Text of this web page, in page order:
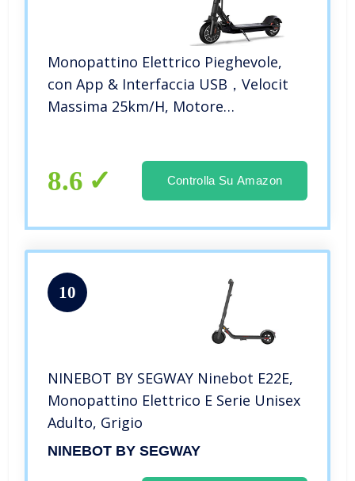
Monopattino Elettrico Pieghevole,
con App & Interfaccia USB，Velocit
Massima 25km/H, Motore
Pendolari Adulti
8.6 Controlla Su Amazon
10
NINEBOT BY SEGWAY Ninebot E22E,
Monopattino Elettrico E Serie Unisex
Adulto, Grigio
NINEBOT BY SEGWAY